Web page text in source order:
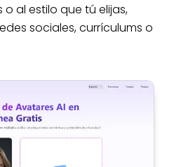
al estilo que tú elijas,
sociales, currículums o